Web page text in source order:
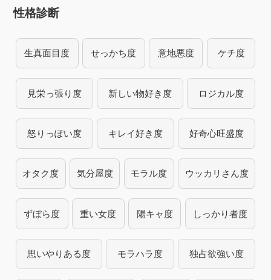
性格診断
生真面目度 せっかち度 意地悪度 ケチ度
見栄っ張り度 新しい物好き度 ロジカル度
怒りっぽい度 キレイ好き度 好奇心旺盛度
オタク度 気分屋度 モラル度 ウッカリさん度
ずぼら度 重い女度 陽キャ度 しっかり者度
思いやりある度 モラハラ度 独占欲強い度